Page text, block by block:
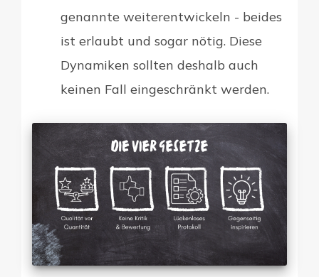
genannte weiterentwickeln - beides
ist erlaubt und sogar nötig. Diese
Dynamiken sollten deshalb auch
keinen Fall eingeschränkt werden.